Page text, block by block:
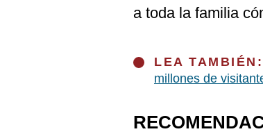
a toda la familia
LEA TAMBIÉN:
millones de